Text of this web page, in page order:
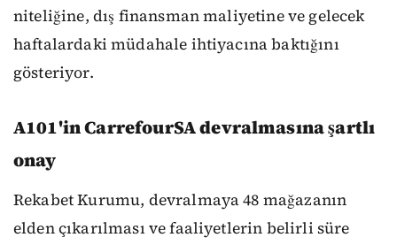
niteliğine, dış finansman maliyetine ve gelecek
haftalardaki müdahale ihtiyacına baktığını
gösteriyor.
A101'in CarrefourSA devralmasına şartlı
onay
Rekabet Kurumu, devralmaya 48 mağazanın
elden çıkarılması ve faaliyetlerin belirli süre